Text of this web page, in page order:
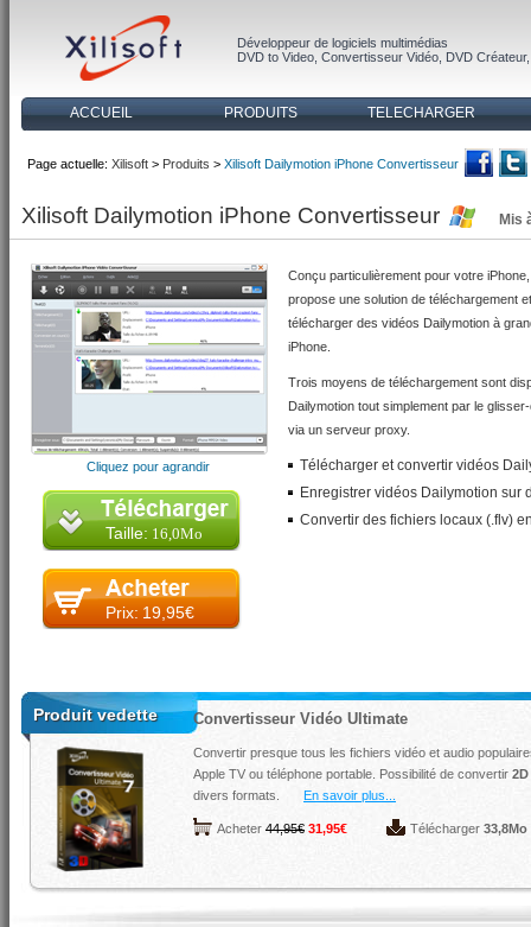
Développeur de logiciels multimédias
DVD to Video Convertisseur Vidéo DVD Créateur
ACCUEIL PRODUITS TELECHARGER
Page actuelle: Xilisoft > Produits > Xilisoft Dailymotion iPhone Convertisseur
Xilisoft Dailymotion iPhone Convertisseur Mis
Cliquez pour agrandir
Taille: 16,0Mo
Prix: 19,95€
Conçu particulièrement pour votre
propose une solution de téléchargement
télécharger des vidéos Dailymotion à
iPhone.
Trois moyens de téléchargement sont
Dailymotion tout simplement par le
via un serveur proxy.
Télécharger et convertir vidéos
Enregistrer vidéos Dailymotion sur
Convertir des fichiers locaux (.flv)
Produit vedette Convertisseur Vidéo Ultimate
Convertir presque tous les fichiers vidéo et audio
Apple TV ou téléphone portable. Possibilité de convertir
divers formats.
En savoir plus...
Acheter 44,95€ 31,95€ Télécharger 33,8Mo